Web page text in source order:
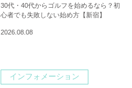
30代・40代からゴルフを始めるなら？初
心者でも失敗しない始め方【新宿】
2026.08.08
インフォメーション